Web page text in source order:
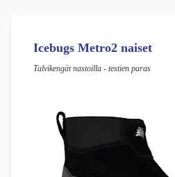
Icebugs Metro2 naiset​
Talvikengät nastoilla - testien paras